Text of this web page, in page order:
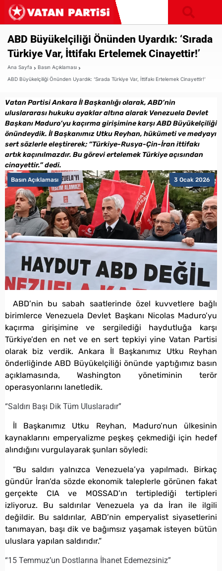
ABD Büyükelçiliği Önünden Uyardık: ‘Sırada
Türkiye Var, İttifakı Ertelemek Cinayettir!’
Ana Sayfa
Basın Açıklaması
ABD Büyükelçiliği Önünden Uyardık: ‘Sırada Türkiye Var, İttifakı Ertelemek Cinayettir!’
Vatan Partisi Ankara İl Başkanlığı olarak, ABD’nin
uluslararası hukuku ayaklar altına alarak Venezuela Devlet
Başkanı Maduro’yu kaçırma girişimine karşı ABD Büyükelçiliği
önündeydik. İl Başkanımız Utku Reyhan, hükümeti ve medyayı
sert sözlerle eleştirerek; “Türkiye-Rusya-Çin-İran ittifakı
artık kaçınılmazdır. Bu görevi ertelemek Türkiye açısından
cinayettir.” dedi.
3 Ocak 2026
Basın Açıklaması
ABD’nin bu sabah saatlerinde özel kuvvetlere bağlı
birimlerce Venezuela Devlet Başkanı Nicolas Maduro’yu
kaçırma girişimine ve sergilediği haydutluğa karşı
Türkiye’den en net ve en sert tepkiyi yine Vatan Partisi
olarak biz verdik. Ankara İl Başkanımız Utku Reyhan
önderliğinde ABD Büyükelçiliği önünde yaptığımız basın
açıklamasında, Washington yönetiminin terör
operasyonlarını lanetledik.
“Saldırı Başı Dik Tüm Uluslaradır”
İl Başkanımız Utku Reyhan, Maduro’nun ülkesinin
kaynaklarını emperyalizme peşkeş çekmediği için hedef
alındığını vurgulayarak şunları söyledi:
“Bu saldırı yalnızca Venezuela’ya yapılmadı. Birkaç
gündür İran’da sözde ekonomik taleplerle görünen fakat
gerçekte CIA ve MOSSAD’ın tertiplediği tertipleri
izliyoruz. Bu saldırılar Venezuela ya da İran ile ilgili
değildir. Bu saldırılar, ABD’nin emperyalist siyasetlerini
tanımayan, başı dik ve bağımsız yaşamak isteyen bütün
uluslara yapılan saldırıdır.”
“15 Temmuz’un Dostlarına İhanet Edemezsiniz”